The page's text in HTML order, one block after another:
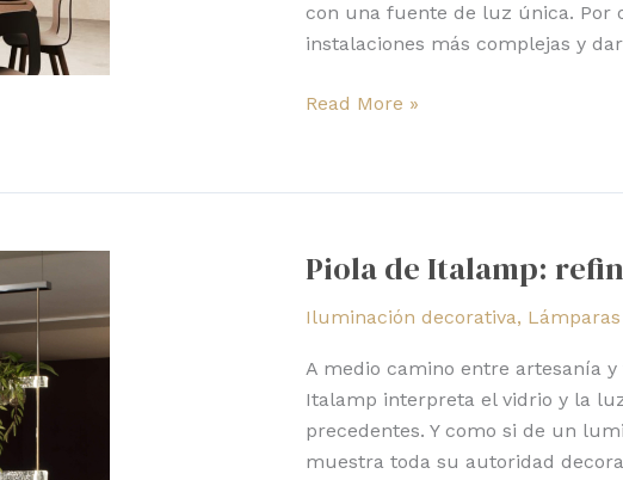
con una fuente de luz única. Por
instalaciones más complejas y
Read More »
Piola de Italamp:
Iluminación decorativa,
A medio camino entre artesanía
Italamp interpreta el vidrio y la
precedentes. Y como si de un
muestra toda su autoridad
Italamp:
telón
luminoso